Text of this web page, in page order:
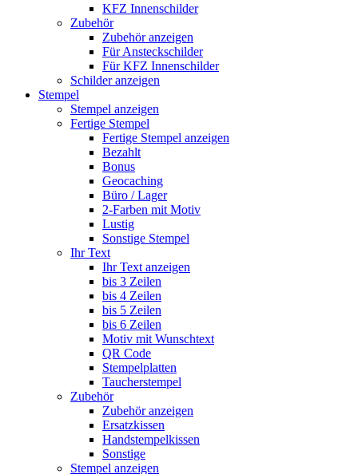
KFZ Innenschilder
Zubehör
Zubehör anzeigen
Für Ansteckschilder
Für KFZ Innenschilder
Schilder anzeigen
Stempel
Stempel anzeigen
Fertige Stempel
Fertige Stempel anzeigen
Bezahlt
Bonus
Geocaching
Büro / Lager
2-Farben mit Motiv
Lustig
Sonstige Stempel
Ihr Text
Ihr Text anzeigen
bis 3 Zeilen
bis 4 Zeilen
bis 5 Zeilen
bis 6 Zeilen
Motiv mit Wunschtext
QR Code
Stempelplatten
Taucherstempel
Zubehör
Zubehör anzeigen
Ersatzkissen
Handstempelkissen
Sonstige
Stempel anzeigen